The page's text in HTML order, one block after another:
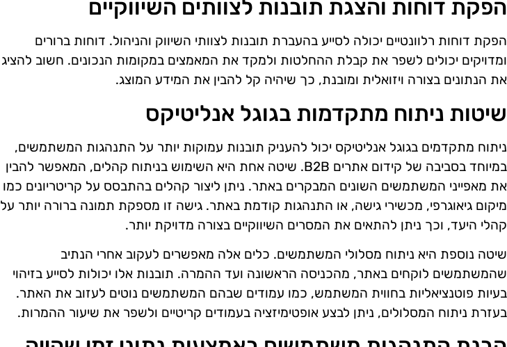
הפקת דוחות והצגת תובנות לצוותים השיווקיים
הפקת דוחות רלוונטיים יכולה לסייע בהעברת תובנות לצוותי השיווק והניהול. דוחות ברורים
ומדויקים יכולים לשפר את קבלת ההחלטות ולמקד את המאמצים במקומות הנכונים. חשוב להציג
את הנתונים בצורה ויזואלית ומובנת, כך שיהיה קל להבין את המידע המוצג.
שיטות ניתוח מתקדמות בגוגל אנליטיקס
ניתוח מתקדמים בגוגל אנליטיקס יכול להעניק תובנות עמוקות יותר על התנהגות המשתמשים,
במיוחד בסביבה של קידום אתרים B2B. שיטה אחת היא השימוש בניתוח קהלים, המאפשר להבין
את מאפייני המשתמשים השונים המבקרים באתר. ניתן ליצור קהלים בהתבסס על קריטריונים כמו
מיקום גיאוגרפי, מכשירי גישה, או התנהגות קודמת באתר. גישה זו מספקת תמונה ברורה יותר על
קהלי היעד, וכך ניתן להתאים את המסרים השיווקיים בצורה מדויקת יותר.
שיטה נוספת היא ניתוח מסלולי המשתמשים. כלים אלה מאפשרים לעקוב אחרי הנתיב
שהמשתמשים לוקחים באתר, מהכניסה הראשונה ועד ההמרה. תובנות אלו יכולות לסייע בזיהוי
בעיות פוטנציאליות בחווית המשתמש, כמו עמודים שבהם המשתמשים נוטים לעזוב את האתר.
בעזרת ניתוח המסלולים, ניתן לבצע אופטימיזציה בעמודים קריטיים ולשפר את שיעור ההמרות.